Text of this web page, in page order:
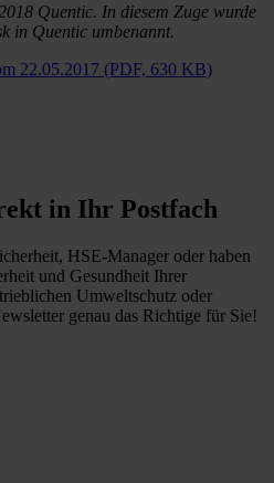
Quentic. In diesem Zuge wurde
in Quentic umbenannt.
22.05.2017 (PDF, 630 KB)
in Ihr Postfach
HSE-Manager oder haben
und Gesundheit Ihrer
Umweltschutz oder
genau das Richtige für Sie!